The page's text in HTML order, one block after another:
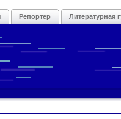
Репортер Литературная